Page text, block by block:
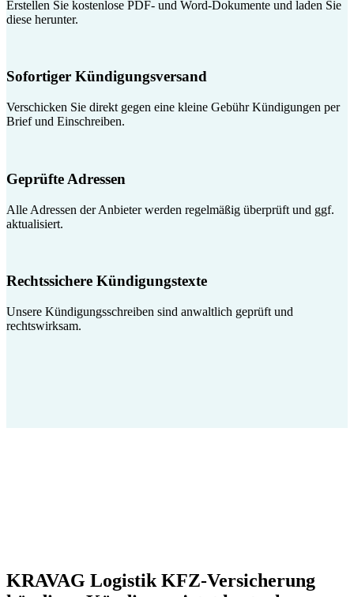
Erstellen Sie kostenlose PDF- und Word-Dokumente und laden Sie
diese herunter.
Sofortiger Kündigungsversand
Verschicken Sie direkt gegen eine kleine Gebühr Kündigungen per
Brief und Einschreiben.
Geprüfte Adressen
Alle Adressen der Anbieter werden regelmäßig überprüft und ggf.
aktualisiert.
Rechtssichere Kündigungstexte
Unsere Kündigungsschreiben sind anwaltlich geprüft und
rechtswirksam.
KRAVAG Logistik KFZ-Versicherung